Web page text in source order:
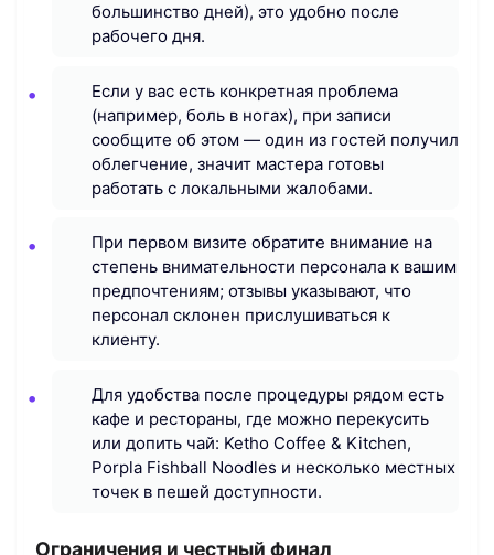
большинство дней), это удобно после
рабочего дня.
Если у вас есть конкретная проблема
(например, боль в ногах), при записи
сообщите об этом — один из гостей получил
облегчение, значит мастера готовы
работать с локальными жалобами.
При первом визите обратите внимание на
степень внимательности персонала к вашим
предпочтениям; отзывы указывают, что
персонал склонен прислушиваться к
клиенту.
Для удобства после процедуры рядом есть
кафе и рестораны, где можно перекусить
или допить чай: Ketho Coffee & Kitchen,
Porpla Fishball Noodles и несколько местных
точек в пешей доступности.
Ограничения и честный финал